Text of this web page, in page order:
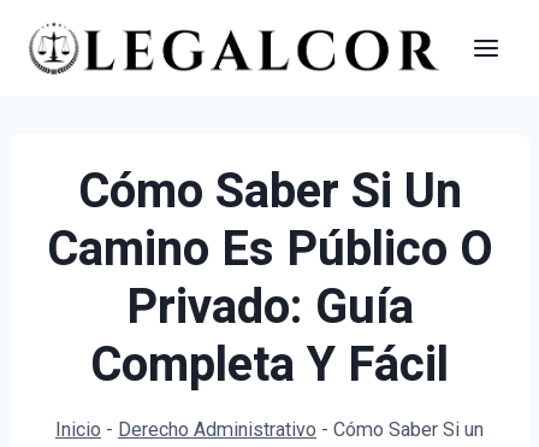
Saltar
Cómo Saber Si Un
Camino Es Público O
Privado: Guía
Completa Y Fácil
Inicio - Derecho Administrativo - Cómo Saber Si un